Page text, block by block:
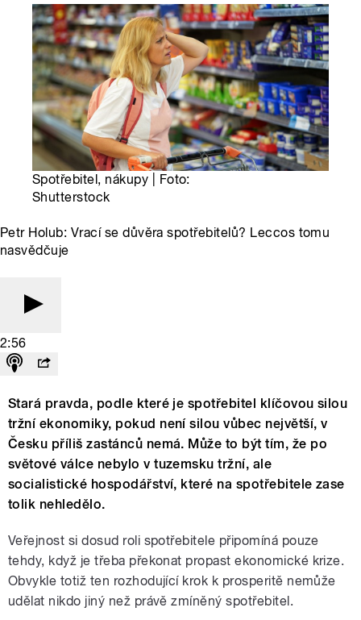
Spotřebitel, nákupy | Foto:
Shutterstock
Petr Holub: Vrací se důvěra spotřebitelů? Leccos tomu
nasvědčuje
2:56
Stará pravda, podle které je spotřebitel klíčovou silou
tržní ekonomiky, pokud není silou vůbec největší, v
Česku příliš zastánců nemá. Může to být tím, že po
světové válce nebylo v tuzemsku tržní, ale
socialistické hospodářství, které na spotřebitele zase
tolik nehledělo.
Veřejnost si dosud roli spotřebitele připomíná pouze
tehdy, když je třeba překonat propast ekonomické krize.
Obvykle totiž ten rozhodující krok k prosperitě nemůže
udělat nikdo jiný než právě zmíněný spotřebitel.